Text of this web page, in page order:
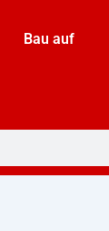
Bau auf